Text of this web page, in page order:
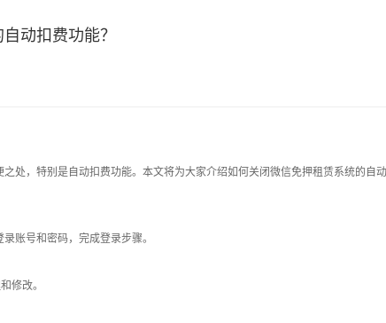
动扣费功能？
处，特别是自动扣费功能。本文将为大家介绍如何关闭微信免押租赁系统的自
账号和密码，完成登录步骤。
修改。